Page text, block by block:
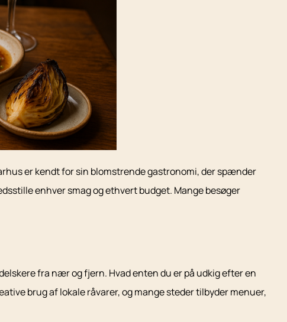
er kendt for sin blomstrende gastronomi, der spænder
enhver smag og ethvert budget. Mange besøger
fra nær og fjern. Hvad enten du er på udkig efter en
brug af lokale råvarer, og mange steder tilbyder menuer,